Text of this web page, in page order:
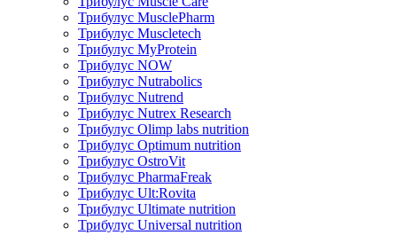
Трибулус MusclePharm
Трибулус Muscletech
Трибулус MyProtein
Трибулус NOW
Трибулус Nutrabolics
Трибулус Nutrend
Трибулус Nutrex Research
Трибулус Olimp labs nutrition
Трибулус Optimum nutrition
Трибулус OstroVit
Трибулус PharmaFreak
Трибулус Ult:Rovita
Трибулус Ultimate nutrition
Трибулус Universal nutrition